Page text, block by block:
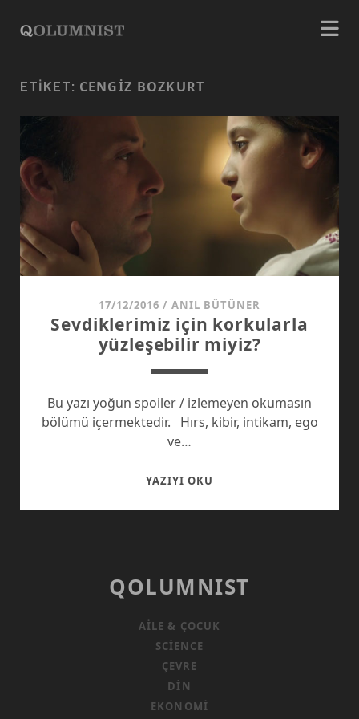
ETIKET: CENGIZ BOZKURT
17/12/2016 / ANIL BÜTÜNER
Sevdiklerimiz için korkularla
yüzleşebilir miyiz?
Bu yazı yoğun spoiler / izlemeyen okumasın
bölümü içermektedir. Hırs, kibir, intikam, ego
ve…
YAZIYI OKU
QOLUMNIST
AILE & ÇOCUK
SCIENCE
ÇEVRE
DIN
EKONOMI